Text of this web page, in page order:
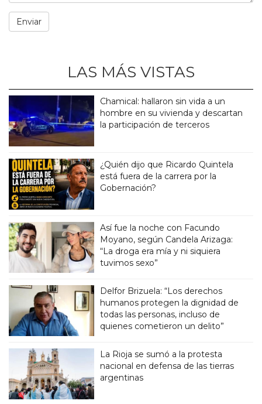
LAS MÁS VISTAS
Chamical: hallaron sin vida a un
hombre en su vivienda y descartan
la participación de terceros
¿Quién dijo que Ricardo Quintela
está fuera de la carrera por la
Gobernación?
Así fue la noche con Facundo
Moyano, según Candela Arizaga:
“La droga era mía y ni siquiera
tuvimos sexo”
Delfor Brizuela: “Los derechos
humanos protegen la dignidad de
todas las personas, incluso de
quienes cometieron un delito”
La Rioja se sumó a la protesta
nacional en defensa de las tierras
argentinas